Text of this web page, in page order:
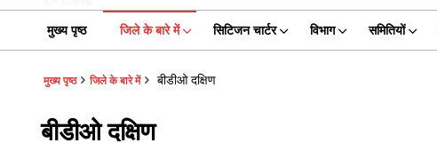
मुख्य पृष्ठ जिले के बारे में सिटिजन चार्टर विभाग समितियों
मुख्य पृष्ठ जिले के बारे में बीडीओ दक्षिण
बीडीओ दक्षिण